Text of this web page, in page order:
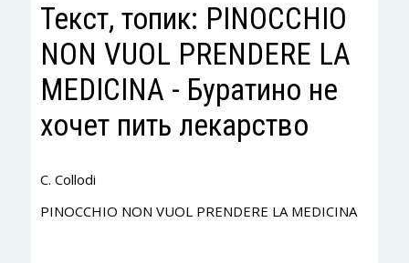
Текст, топик: PINOCCHIO
NON VUOL PRENDERE LA
MEDICINA - Буратино не
хочет пить лекарство
C. Collodi
PINOCCHIO NON VUOL PRENDERE LA MEDICINA